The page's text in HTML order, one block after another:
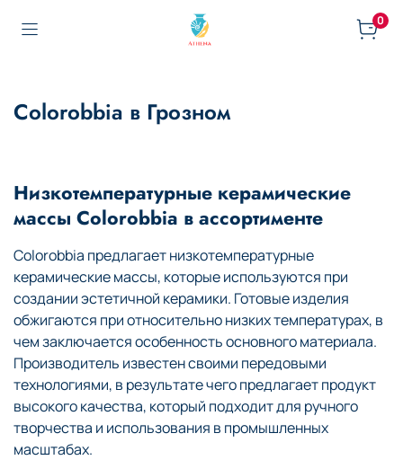
0
Colorobbia в Грозном
Низкотемпературные керамические
массы Colorobbia в ассортименте
Colorobbia предлагает низкотемпературные
керамические массы, которые используются при
создании эстетичной керамики. Готовые изделия
обжигаются при относительно низких температурах, в
чем заключается особенность основного материала.
Производитель известен своими передовыми
технологиями, в результате чего предлагает продукт
высокого качества, который подходит для ручного
творчества и использования в промышленных
масштабах.